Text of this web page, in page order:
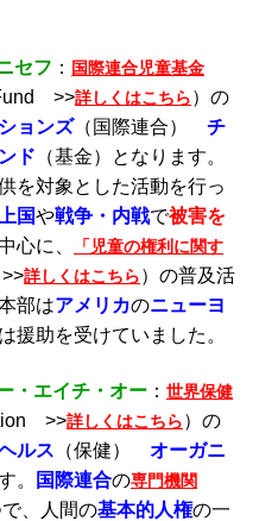
セフ ： 国際連合児童基金
>>詳しくはこちら）の
ョンズ（国際連合） チ
ド （基金）となります。
を対象とした活動を行っ
国や戦争・内戦で被害を
心に、
「児童の権利に関す
>>詳しくはこちら）の普及活
部はアメリカのニューヨ
援助を受けていました。
・エイチ・オー ： 世界保健
>>詳しくはこちら）の
ルス （保健） オーガニ
。 国際連合の専門機関
、人間の基本的人権の一